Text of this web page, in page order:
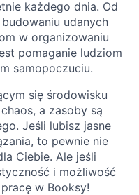
każdego dnia. Od
udanych
w organizowaniu
pomaganie ludziom
samopoczuciu.
się środowisku
a zasoby są
Jeśli lubisz jasne
to pewnie nie
Ciebie. Ale jeśli
i możliwość
w Booksy!